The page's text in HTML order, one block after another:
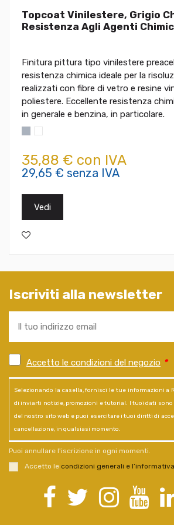
Topcoat Vinilestere, Grigio
Resistenza Agli Agenti
Finitura pittura tipo vinilestere
resistenza chimica ideale per la
realizzati con fibre di vetro e resine
poliestere. Eccellente resistenza
in generale e benzina, in particolare.
35,88 € con IVA
29,65 € senza IVA
Vedi
Iscriviti alla newsletter
Accetto le condizioni del negozio *
Selezionando la casella, fornisci le tue informazioni a
di inviarti notizie, promozioni e tutorial. I tuoi dati sono
del nostro sito web e puoi esercitare i tuoi diritti di
cancellazione, in qualsiasi momento.
Puoi annullare l'iscrizione in ogni momenti.
Accetto le condizioni generali e